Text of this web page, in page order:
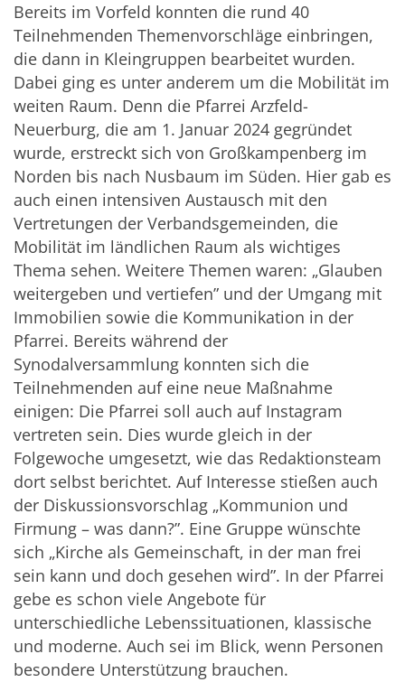
Bereits im Vorfeld konnten die rund 40
Teilnehmenden Themenvorschläge einbringen,
die dann in Kleingruppen bearbeitet wurden.
Dabei ging es unter anderem um die Mobilität im
weiten Raum. Denn die Pfarrei Arzfeld-
Neuerburg, die am 1. Januar 2024 gegründet
wurde, erstreckt sich von Großkampenberg im
Norden bis nach Nusbaum im Süden. Hier gab es
auch einen intensiven Austausch mit den
Vertretungen der Verbandsgemeinden, die
Mobilität im ländlichen Raum als wichtiges
Thema sehen. Weitere Themen waren: „Glauben
weitergeben und vertiefen” und der Umgang mit
Immobilien sowie die Kommunikation in der
Pfarrei. Bereits während der
Synodalversammlung konnten sich die
Teilnehmenden auf eine neue Maßnahme
einigen: Die Pfarrei soll auch auf Instagram
vertreten sein. Dies wurde gleich in der
Folgewoche umgesetzt, wie das Redaktionsteam
dort selbst berichtet. Auf Interesse stießen auch
der Diskussionsvorschlag „Kommunion und
Firmung – was dann?”. Eine Gruppe wünschte
sich „Kirche als Gemeinschaft, in der man frei
sein kann und doch gesehen wird”. In der Pfarrei
gebe es schon viele Angebote für
unterschiedliche Lebenssituationen, klassische
und moderne. Auch sei im Blick, wenn Personen
besondere Unterstützung brauchen.